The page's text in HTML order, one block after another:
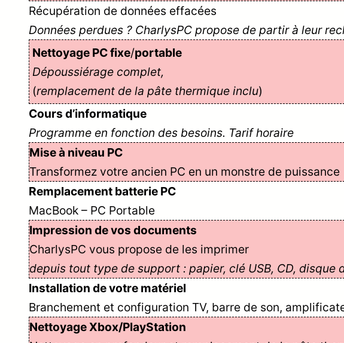
Récupération de données effacées
Données perdues ? CharlysPC propose de partir à leur
Nettoyage PC fixe/portable
Dépoussiérage complet,
(remplacement de la pâte thermique inclu)
Cours d’informatique
Programme en fonction des besoins. Tarif horaire
Mise à niveau PC
Transformez votre ancien PC en un monstre de puissance
Remplacement batterie PC
MacBook – PC Portable
Impression de vos documents
CharlysPC vous propose de les imprimer
depuis tout type de support : papier, clé USB, CD, disque
Installation de votre matériel
Branchement et configuration TV, barre de son,
Nettoyage Xbox/PlayStation